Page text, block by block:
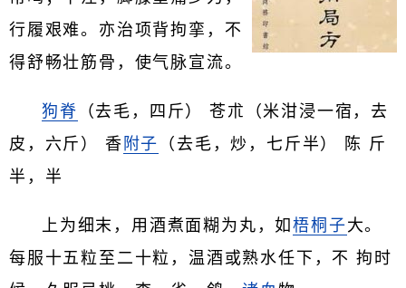
行履艰难。亦治项背拘挛，不
得舒畅壮筋骨，使气脉宣流。
狗脊 （去毛，四斤） 苍朮（米泔浸一宿，去
皮，六斤） 香 附子
（去毛，炒，七斤半） 陈 斤
半，半
上为细末，用酒煮面糊为丸，如梧桐子大。
每服十五粒至二十粒，温酒或熟水任下，不 拘时